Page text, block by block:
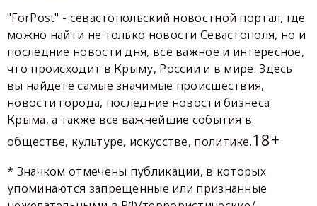
"ForPost" - севастопольский новостной портал, где
можно найти не только новости Севастополя, но и
последние новости дня, все важное и интересное,
что происходит в Крыму, России и в мире. Здесь
вы найдете самые значимые происшествия,
новости города, последние новости бизнеса
Крыма, а также все важнейшие события в
обществе, культуре, искусстве, политике.18+
* Значком отмечены публикации, в которых
упоминаются запрещенные или признанные